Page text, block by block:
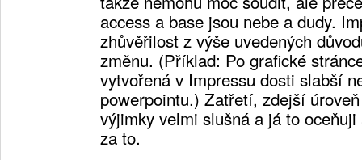
access a base jsou nebe a dudy.
zhůvěřilost z výše uvedených
změnu. (Příklad: Po grafické
vytvořená v Impressu dosti slabší
powerpointu.) Zatřetí, zdejší
výjimky velmi slušná a já to
za to.